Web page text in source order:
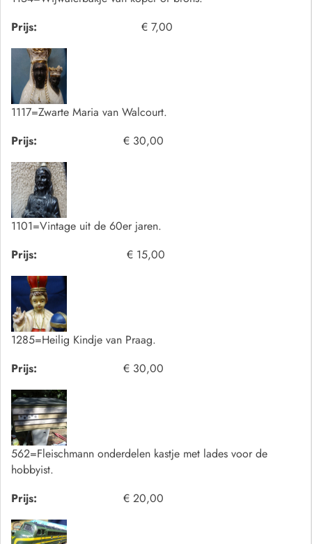
Prijs:
€ 7,00
1117=Zwarte Maria van Walcourt.
Prijs:
€ 30,00
1101=Vintage uit de 60er jaren.
Prijs:
€ 15,00
1285=Heilig Kindje van Praag.
Prijs:
€ 30,00
562=Fleischmann onderdelen kastje met lades voor de
hobbyist.
Prijs:
€ 20,00